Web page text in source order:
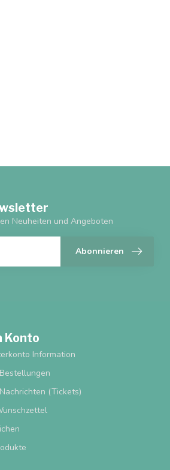
Neuheiten und Angeboten
Abonnieren
Konto
Information
(Tickets)